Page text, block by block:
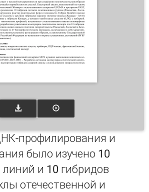
профилирования и
было изучено 10
линий и 10 гибридов
отечественной и